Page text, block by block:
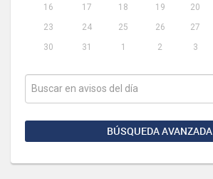
16
17 18 19 20
23
24 25 26 27
30
31 1 2 3
BÚSQUEDA AVANZADA